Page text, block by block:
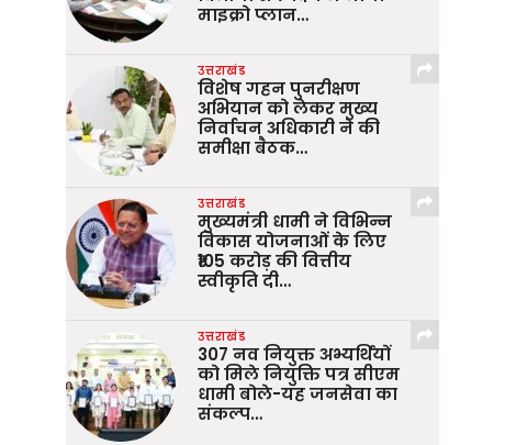
माइक्रो प्लान…
उत्तराखंड
विशेष गहन पुनरीक्षण
अभियान को लेकर मुख्य
निर्वाचन अधिकारी ने की
समीक्षा बैठक…
उत्तराखंड
मुख्यमंत्री धामी ने विभिन्न
विकास योजनाओं के लिए
₹105 करोड़ की वित्तीय
स्वीकृति दी…
उत्तराखंड
307 नव नियुक्त अभ्यर्थियों
को मिले नियुक्ति पत्र सीएम
धामी बोले-यह जनसेवा का
संकल्प…